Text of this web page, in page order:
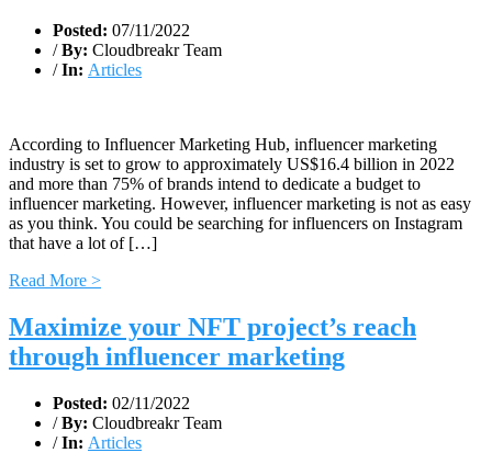
Posted: 07/11/2022
/ By: Cloudbreakr Team
/ In: Articles
According to Influencer Marketing Hub, influencer marketing
industry is set to grow to approximately US$16.4 billion in 2022
and more than 75% of brands intend to dedicate a budget to
influencer marketing. However, influencer marketing is not as easy
as you think. You could be searching for influencers on Instagram
that have a lot of […]
Read More >
Maximize your NFT project’s reach
through influencer marketing
Posted: 02/11/2022
/ By: Cloudbreakr Team
/ In: Articles